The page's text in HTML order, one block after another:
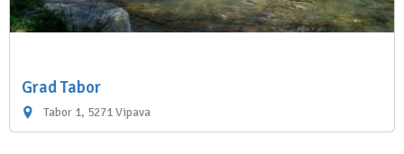
Grad Tabor
Tabor 1, 5271 Vipava